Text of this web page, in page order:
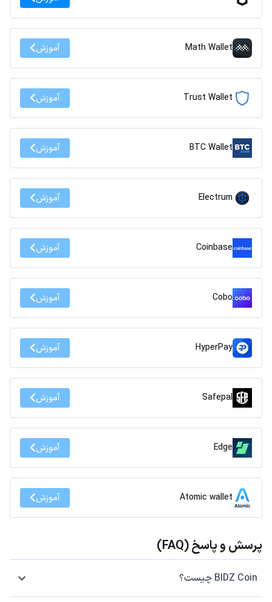
Math Wallet آموزش
Trust Wallet آموزش
BTC Wallet آموزش
Electrum آموزش
Coinbase آموزش
Cobo آموزش
HyperPay آموزش
Safepal آموزش
Edge آموزش
Atomic wallet آموزش
پرسش و پاسخ (FAQ)
BIDZ Coin چیست؟